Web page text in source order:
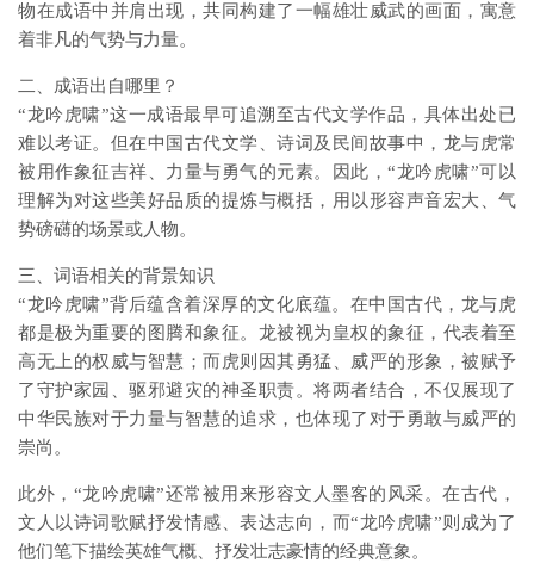
物在成语中并肩出现，共同构建了一幅雄壮威武的画面，寓意
着非凡的气势与力量。
二、成语出自哪里？
“龙吟虎啸”这一成语最早可追溯至古代文学作品，具体出处已
难以考证。但在中国古代文学、诗词及民间故事中，龙与虎常
被用作象征吉祥、力量与勇气的元素。因此，“龙吟虎啸”可以
理解为对这些美好品质的提炼与概括，用以形容声音宏大、气
势磅礴的场景或人物。
三、词语相关的背景知识
“龙吟虎啸”背后蕴含着深厚的文化底蕴。在中国古代，龙与虎
都是极为重要的图腾和象征。龙被视为皇权的象征，代表着至
高无上的权威与智慧；而虎则因其勇猛、威严的形象，被赋予
了守护家园、驱邪避灾的神圣职责。将两者结合，不仅展现了
中华民族对于力量与智慧的追求，也体现了对于勇敢与威严的
崇尚。
此外，“龙吟虎啸”还常被用来形容文人墨客的风采。在古代，
文人以诗词歌赋抒发情感、表达志向，而“龙吟虎啸”则成为了
他们笔下描绘英雄气概、抒发壮志豪情的经典意象。